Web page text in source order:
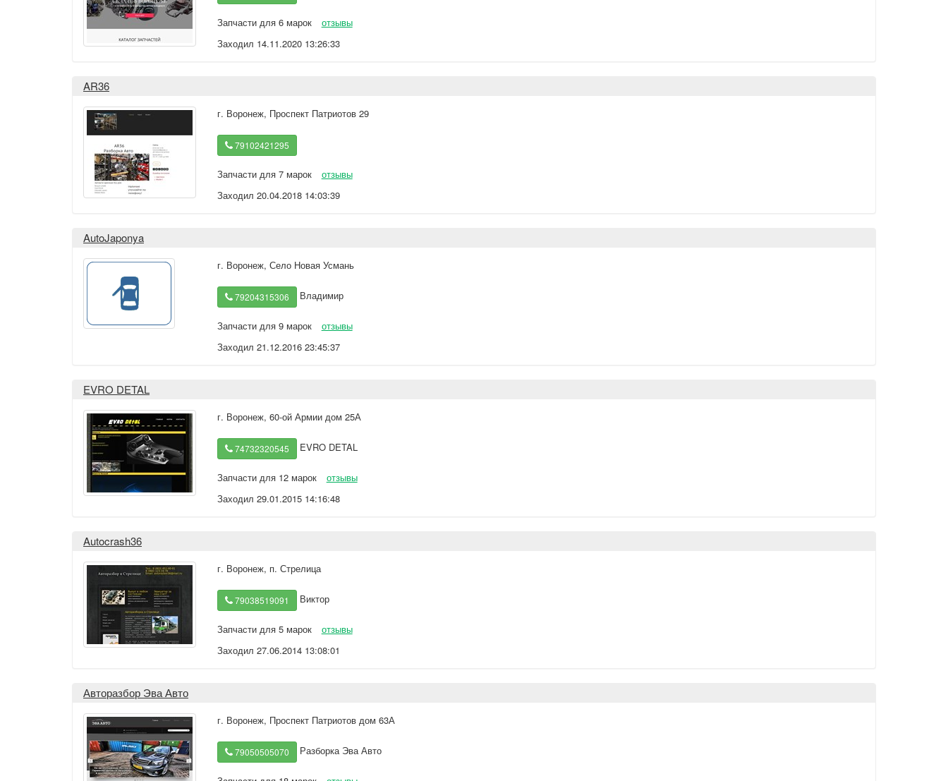
Запчасти для 6 марок
отзывы
Заходил 14.11.2020 13:26:33
AR36
г. Воронеж, Проспект Патриотов 29
79102421295
Запчасти для 7 марок
отзывы
Заходил 20.04.2018 14:03:39
AutoJaponya
г. Воронеж, Село Новая Усмань
79204315306 Владимир
Запчасти для 9 марок
отзывы
Заходил 21.12.2016 23:45:37
EVRO DETAL
г. Воронеж, 60-ой Армии дом 25А
74732320545 EVRO DETAL
Запчасти для 12 марок
отзывы
Заходил 29.01.2015 14:16:48
Autocrash36
г. Воронеж, п. Стрелица
79038519091 Виктор
Запчасти для 5 марок
отзывы
Заходил 27.06.2014 13:08:01
Авторазбор Эва Авто
г. Воронеж, Проспект Патриотов дом 63А
79050505070 Разборка Эва Авто